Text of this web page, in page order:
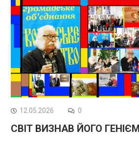
12.05.2026 0
СВІТ ВИЗНАВ ЙОГО ГЕНІЄМ